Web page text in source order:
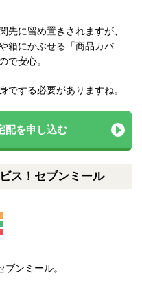
先に留め置きされますが、
箱にかぶせる「商品カバ
で安心。
でする必要がありますね。
配を申し込む
ス！セブンミール
ンミール。